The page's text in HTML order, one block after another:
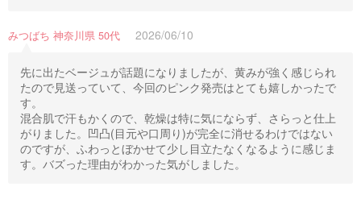
みつばち 神奈川県 50代 2026/06/10
先に出たベージュが話題になりましたが、黄みが強く感じられ
たので見送っていて、今回のピンク発売はとても嬉しかったで
す。
混合肌で汗もかくので、乾燥は特に気にならず、さらっと仕上
がりました。凹凸(目元や口周り)が完全に消せるわけではない
のですが、ふわっとぼかせて少し目立たなくなるように感じま
す。バズった理由がわかった気がしました。